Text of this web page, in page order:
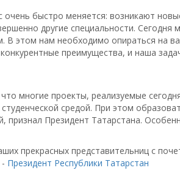
очень быстро меняется: возникают
другие специальности.
В этом нам необходимо опираться на
преимущества, и наша
многие проекты, реализуемые
средой. При этом
признал Президент Татарстана.
прекрасных представительниц с
Президент Республики Татарстан